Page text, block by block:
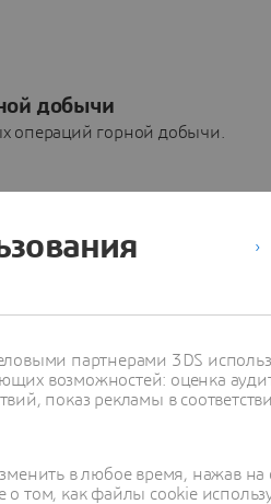
добычи
операций горной добычи.
даже в условиях
ресурсы.партнерами 3DS
возможностей: оценка
показ рекламы в
в любое время, нажав
том, как файлы cookie